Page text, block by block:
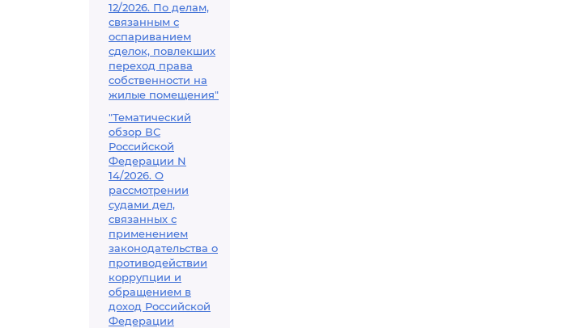
12/2026. По делам,
связанным с
оспариванием
сделок, повлекших
переход права
собственности на
жилые помещения"
"Тематический
обзор ВС
Российской
Федерации N
14/2026. О
рассмотрении
судами дел,
связанных с
применением
законодательства о
противодействии
коррупции и
обращением в
доход Российской
Федерации